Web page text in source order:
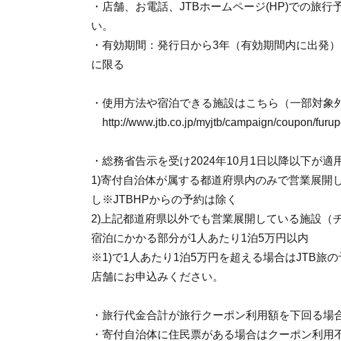
・店舗、お電話、JTBホームページ(HP)での旅行
い。
・有効期間：発行日から3年（有効期間内に出発
に限る
・使用方法や宿泊できる施設はこちら（一部対象
http://www.jtb.co.jp/myjtb/campaign/coupon/
・総務省告示を受け2024年10月1日以降以下が適
1)寄付自治体が属する都道府県内のみで営業展開
し※JTBHPからの予約は除く
2)上記都道府県以外でも営業展開している施設（
宿泊にかかる部分が1人あたり1泊5万円以内
※1)で1人あたり1泊5万円を超える場合はJTB旅の
店舗にお申込みください。
・旅行代金合計が旅行クーポン利用額を下回る場
・寄付自治体に住民票がある場合はクーポン利用